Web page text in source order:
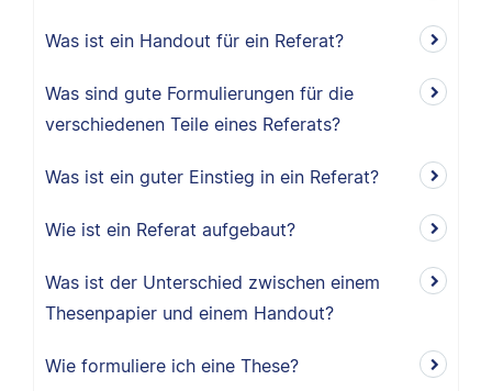
Was ist ein Handout für ein Referat?
Was sind gute Formulierungen für die
verschiedenen Teile eines Referats?
Was ist ein guter Einstieg in ein Referat?
Wie ist ein Referat aufgebaut?
Was ist der Unterschied zwischen einem
Thesenpapier und einem Handout?
Wie formuliere ich eine These?